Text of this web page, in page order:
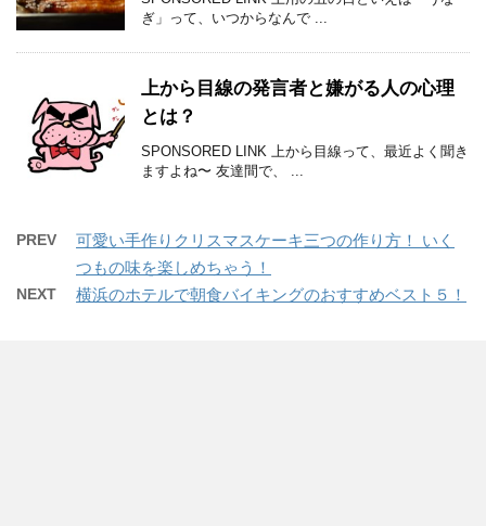
ぎ」って、いつからなんで ...
上から目線の発言者と嫌がる人の心理
とは？
SPONSORED LINK 上から目線って、最近よく聞き
ますよね〜 友達間で、 ...
PREV
可愛い手作りクリスマスケーキ三つの作り方！ いく
つもの味を楽しめちゃう！
NEXT 横浜のホテルで朝食バイキングのおすすめベスト５！